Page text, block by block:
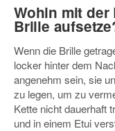
Wohin mit
Brille
Wenn die Brille
locker hinter dem
angenehm sein, sie
zu legen, um zu
Kette nicht dauerhaft
und in einem Etui